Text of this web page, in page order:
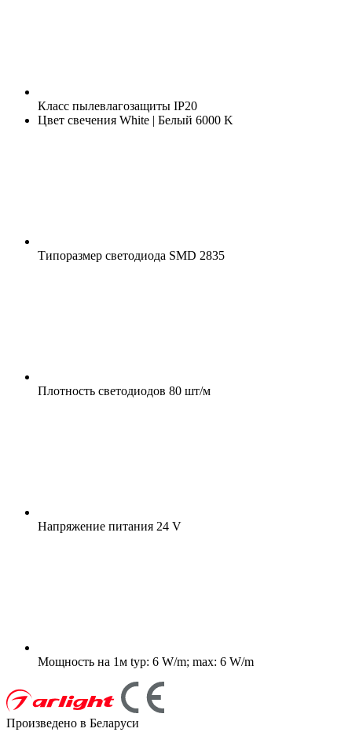
Класс пылевлагозащиты IP20
Цвет свечения White | Белый 6000 K
Типоразмер светодиода SMD 2835
Плотность светодиодов 80 шт/м
Напряжение питания 24 V
Мощность на 1м typ: 6 W/m; max: 6 W/m
Произведено в Беларуси